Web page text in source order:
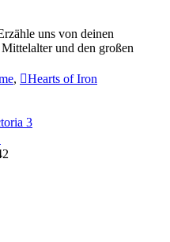
uns von deinen
und den großen
,
Hearts of Iron
3
Beitrag